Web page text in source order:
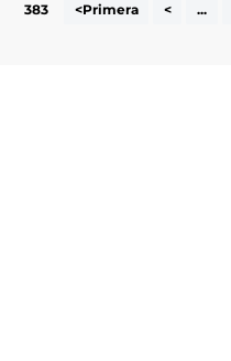
383
<Primera < ...